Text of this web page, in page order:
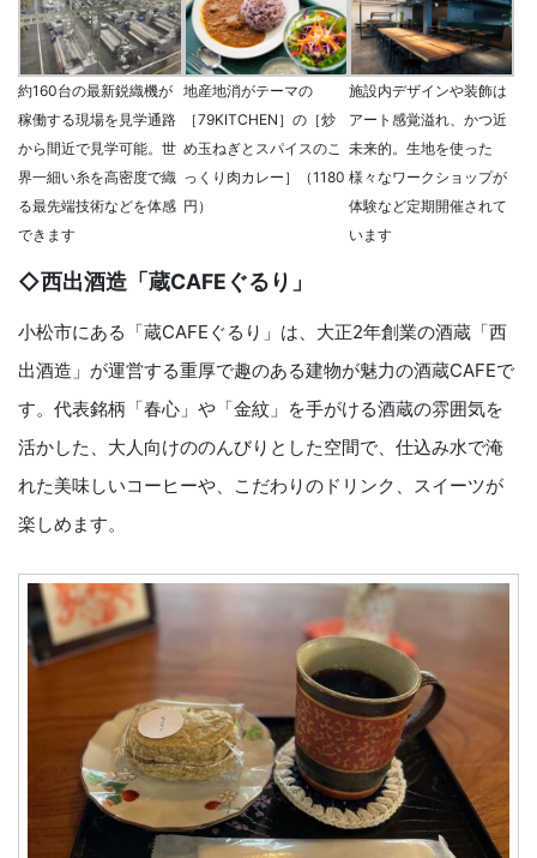
約160台の最新鋭織機が
稼働する現場を見学通路
から間近で見学可能。世
界一細い糸を高密度で織
る最先端技術などを体感
できます
地産地消がテーマの
［79KITCHEN］の［炒
め玉ねぎとスパイスのこ
っくり肉カレー］（1180
円）
施設内デザインや装飾は
アート感覚溢れ、かつ近
未来的。生地を使った
様々なワークショップが
体験など定期開催されて
います
◇西出酒造「蔵CAFEぐるり」
小松市にある「蔵CAFEぐるり」は、大正2年創業の酒蔵「西
出酒造」が運営する重厚で趣のある建物が魅力の酒蔵CAFEで
す。代表銘柄「春心」や「金紋」を手がける酒蔵の雰囲気を
活かした、大人向けののんびりとした空間で、仕込み水で淹
れた美味しいコーヒーや、こだわりのドリンク、スイーツが
楽しめます。